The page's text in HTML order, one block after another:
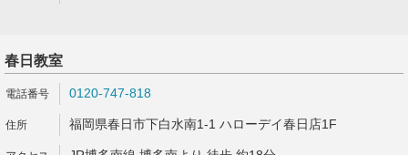
春日教室
0120-747-818
福岡県春日市下白水南1-1 ハローデイ春日店1F